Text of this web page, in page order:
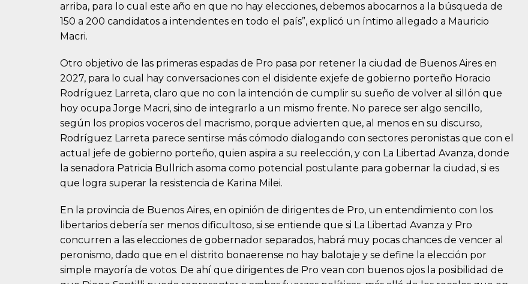
arriba, para lo cual este año en que no hay elecciones, debemos abocarnos a la búsqueda de
150 a 200 candidatos a intendentes en todo el país”, explicó un íntimo allegado a Mauricio
Macri.
Otro objetivo de las primeras espadas de Pro pasa por retener la ciudad de Buenos Aires en
2027, para lo cual hay conversaciones con el disidente exjefe de gobierno porteño Horacio
Rodríguez Larreta, claro que no con la intención de cumplir su sueño de volver al sillón que
hoy ocupa Jorge Macri, sino de integrarlo a un mismo frente. No parece ser algo sencillo,
según los propios voceros del macrismo, porque advierten que, al menos en su discurso,
Rodríguez Larreta parece sentirse más cómodo dialogando con sectores peronistas que con el
actual jefe de gobierno porteño, quien aspira a su reelección, y con La Libertad Avanza, donde
la senadora Patricia Bullrich asoma como potencial postulante para gobernar la ciudad, si es
que logra superar la resistencia de Karina Milei.
En la provincia de Buenos Aires, en opinión de dirigentes de Pro, un entendimiento con los
libertarios debería ser menos dificultoso, si se entiende que si La Libertad Avanza y Pro
concurren a las elecciones de gobernador separados, habrá muy pocas chances de vencer al
peronismo, dado que en el distrito bonaerense no hay balotaje y se define la elección por
simple mayoría de votos. De ahí que dirigentes de Pro vean con buenos ojos la posibilidad de